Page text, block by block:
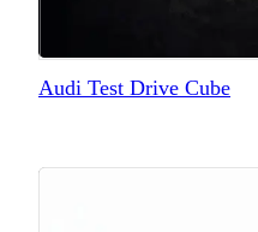
Audi Test Drive Cube